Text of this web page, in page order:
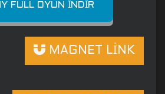
FULL OYUN İNDIR
MAGNET LİNK